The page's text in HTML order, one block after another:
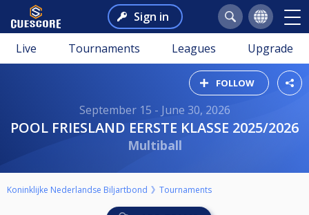
Sign in
Live Tournaments Leagues Upgrade
FOLLOW
September 15 - June 30, 2026
POOL FRIESLAND EERSTE KLASSE 2025/2026
Multiball
Koninklijke Nederlandse Biljartbond Tournaments